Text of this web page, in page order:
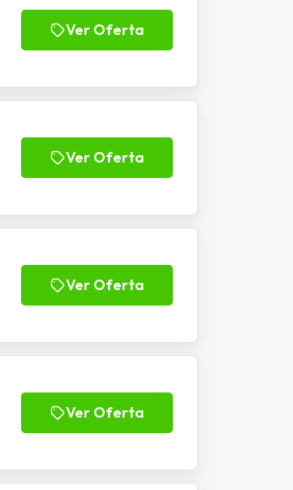
Ver Oferta
Ver Oferta
Ver Oferta
Ver Oferta